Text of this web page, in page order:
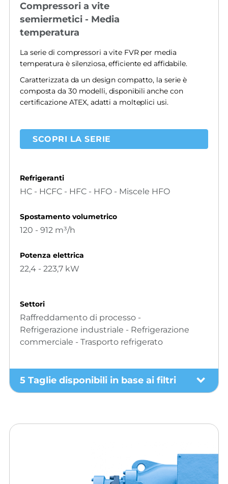
Compressori a vite
semiermetici - Media
temperatura
La serie di compressori a vite FVR per media
temperatura è silenziosa, efficiente ed affidabile.
Caratterizzata da un design compatto, la serie è
composta da 30 modelli, disponibili anche con
certificazione ATEX, adatti a molteplici usi.
SCOPRI LA SERIE
Refrigeranti
HC - HCFC - HFC - HFO - Miscele HFO
Spostamento volumetrico
120 - 912 m³/h
Potenza elettrica
22,4 - 223,7 kW
Settori
Raffreddamento di processo -
Refrigerazione industriale - Refrigerazione
commerciale - Trasporto refrigerato
5 Taglie disponibili in base ai filtri